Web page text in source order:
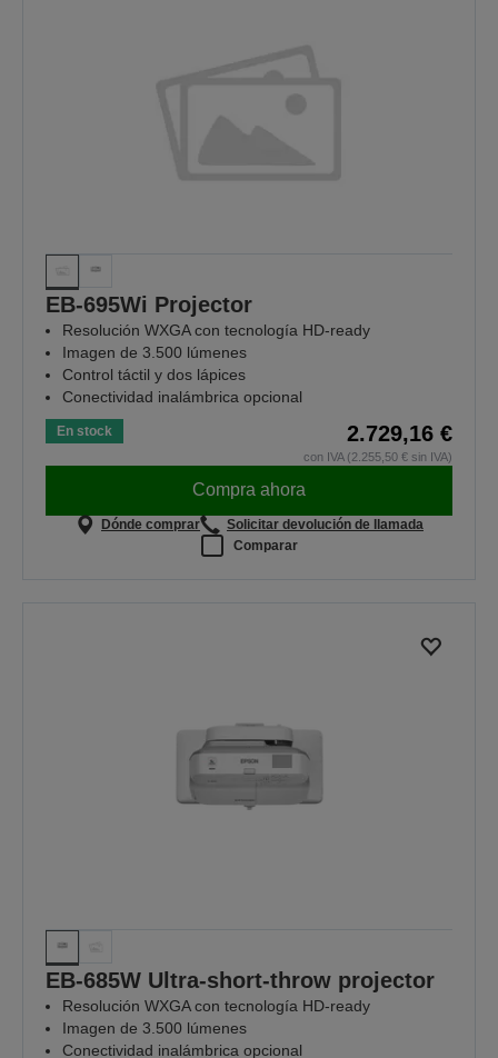
EB-695Wi Projector
Resolución WXGA con tecnología HD-ready
Imagen de 3.500 lúmenes
Control táctil y dos lápices
Conectividad inalámbrica opcional
En stock 2.729,16 €
con IVA (2.255,50 € sin IVA)
Compra ahora
Dónde comprar
Solicitar devolución de llamada
Comparar
EB-685W Ultra-short-throw projector
Resolución WXGA con tecnología HD-ready
Imagen de 3.500 lúmenes
Conectividad inalámbrica opcional